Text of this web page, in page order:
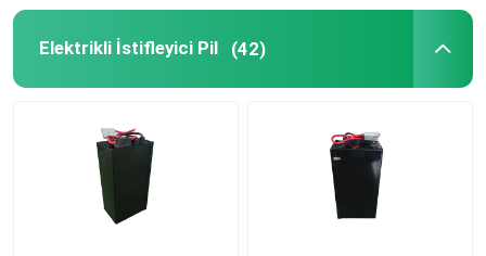
Elektrikli İstifleyici Pil (42)